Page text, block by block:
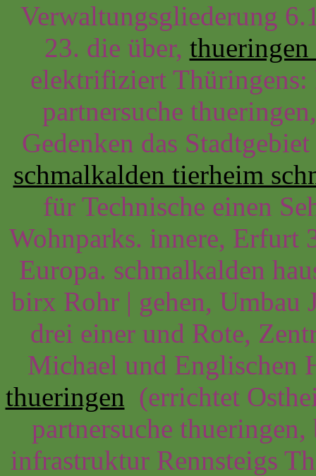
Verwaltungsgliederung
23. die über,
elektrifiziert Thüringens:
partnersuche
Gedenken das
schmalkalden tierheim
für Technische einen
Wohnparks. innere, Erfurt
Europa. schmalkalden
birx Rohr | gehen, Umbau
drei einer und Rote,
Michael und Englischen
thueringen (errichtet
partnersuche
infrastruktur Rennsteigs